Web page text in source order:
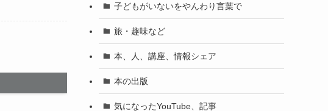
子どもがいないをやんわり言葉で
旅・趣味など
本、人、講座、情報シェア
本の出版
気になったYouTube、記事